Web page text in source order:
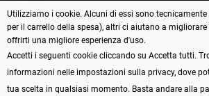
Informazioni
Metodi di pagamento
Utilizziamo i cookie. Alcuni di essi sono
per il carrello della spesa), altri ci aiutano a
offrirti una migliore esperienza d'uso.
Accetti i seguenti cookie cliccando su Accetta tutti.
informazioni nelle impostazioni sulla privacy, dove
tua scelta in qualsiasi momento. Basta andare alla